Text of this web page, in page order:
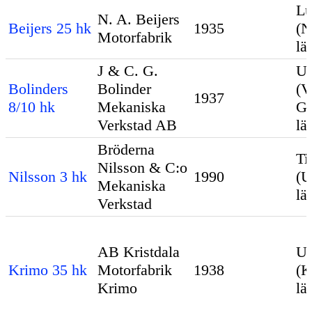
Beijers 25 hk
N. A. Beijers
Motorfabrik
1935
Bolinders
8/10 hk
J & C. G.
Bolinder
Mekaniska
Verkstad AB
1937
Nilsson 3 hk
Bröderna
Nilsson & C:o
Mekaniska
Verkstad
1990
Krimo 35 hk
AB Kristdala
Motorfabrik
Krimo
1938